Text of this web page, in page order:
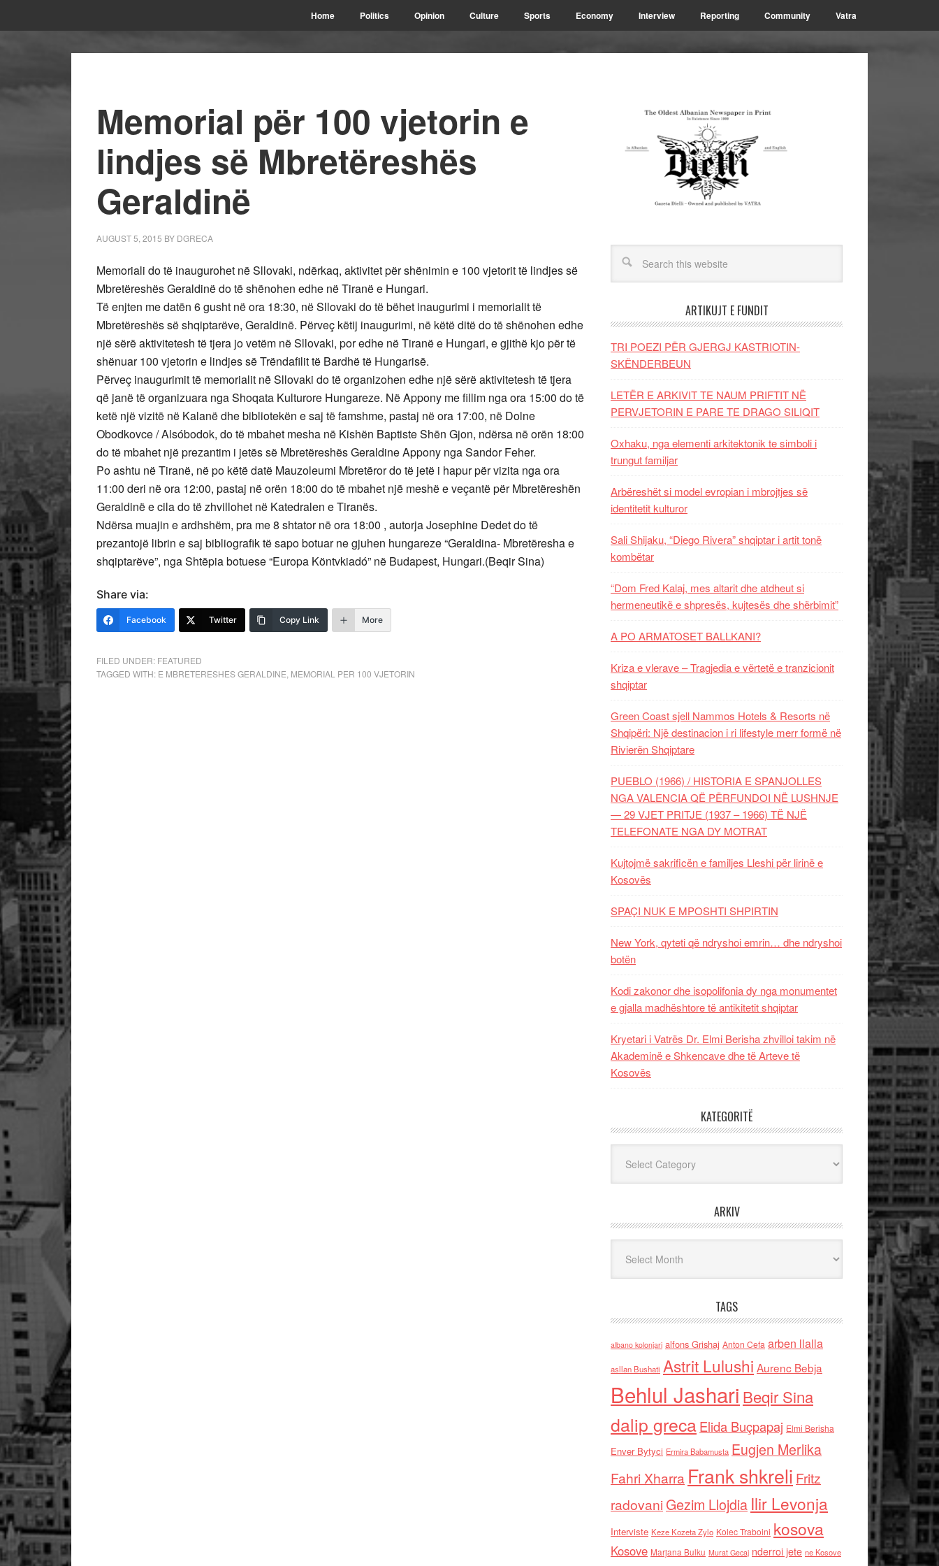
Home Politics Opinion Culture Sports Economy Interview Reporting Community Vatra
Memorial për 100 vjetorin e
lindjes së Mbretëreshës
Geraldinë
AUGUST 5, 2015 BY DGRECA
Memoriali do të inaugurohet në Sllovaki, ndërkaq, aktivitet për shënimin e 100 vjetorit të lindjes së
Mbretëreshës Geraldinë do të shënohen edhe në Tiranë e Hungari.
Të enjten me datën 6 gusht në ora 18:30, në Sllovaki do të bëhet inaugurimi i memorialit të
Mbretëreshës së shqiptarëve, Geraldinë. Përveç këtij inaugurimi, në këtë ditë do të shënohen edhe
një sërë aktivitetesh të tjera jo vetëm në Sllovaki, por edhe në Tiranë e Hungari, e gjithë kjo për të
shënuar 100 vjetorin e lindjes së Trëndafilit të Bardhë të Hungarisë.
Përveç inaugurimit të memorialit në Sllovaki do të organizohen edhe një sërë aktivitetesh të tjera
që janë të organizuara nga Shoqata Kulturore Hungareze. Në Appony me fillim nga ora 15:00 do të
ketë një vizitë në Kalanë dhe bibliotekën e saj të famshme, pastaj në ora 17:00, në Dolne
Obodkovce / Alsóbodok, do të mbahet mesha në Kishën Baptiste Shën Gjon, ndërsa në orën 18:00
do të mbahet një prezantim i jetës së Mbretëreshës Geraldine Appony nga Sandor Feher.
Po ashtu në Tiranë, në po këtë datë Mauzoleumi Mbretëror do të jetë i hapur për vizita nga ora
11:00 deri në ora 12:00, pastaj në orën 18:00 do të mbahet një meshë e veçantë për Mbretëreshën
Geraldinë e cila do të zhvillohet në Katedralen e Tiranës.
Ndërsa muajin e ardhshëm, pra me 8 shtator në ora 18:00 , autorja Josephine Dedet do të
prezantojë librin e saj bibliografik të sapo botuar ne gjuhen hungareze “Geraldina- Mbretëresha e
shqiptarëve”, nga Shtëpia botuese “Europa Köntvkiadó” në Budapest, Hungari.(Beqir Sina)
Share via:
Facebook Twitter Copy Link More
FILED UNDER: FEATURED
TAGGED WITH: E MBRETERESHES GERALDINE MEMORIAL PER 100 VJETORIN
ARTIKUJT E FUNDIT
TRI POEZI PËR GJERGJ KASTRIOTIN-
SKËNDERBEUN
LETËR E ARKIVIT TE NAUM PRIFTIT NË
PERVJETORIN E PARE TE DRAGO SILIQIT
Oxhaku, nga elementi arkitektonik te simboli i
trungut familjar
Arbëreshët si model evropian i mbrojtjes së
identitetit kulturor
Sali Shijaku, “Diego Rivera” shqiptar i artit tonë
kombëtar
“Dom Fred Kalaj, mes altarit dhe atdheut si
hermeneutikë e shpresës, kujtesës dhe shërbimit”
A PO ARMATOSET BALLKANI?
Kriza e vlerave – Tragjedia e vërtetë e tranzicionit
shqiptar
Green Coast sjell Nammos Hotels & Resorts në
Shqipëri: Një destinacion i ri lifestyle merr formë në
Rivierën Shqiptare
PUEBLO (1966) / HISTORIA E SPANJOLLES
NGA VALENCIA QË PËRFUNDOI NË LUSHNJE
— 29 VJET PRITJE (1937 – 1966) TË NJË
TELEFONATE NGA DY MOTRAT
Kujtojmë sakrificën e familjes Lleshi për lirinë e
Kosovës
SPAÇI NUK E MPOSHTI SHPIRTIN
New York, qyteti që ndryshoi emrin… dhe ndryshoi
botën
Kodi zakonor dhe isopolifonia dy nga monumentet
e gjalla madhështore të antikitetit shqiptar
Kryetari i Vatrës Dr. Elmi Berisha zhvilloi takim në
Akademinë e Shkencave dhe të Arteve të
Kosovës
KATEGORITË
ARKIV
TAGS
albano kolonjari alfons Grishaj Anton Cefa arben llalla
asllan Bushati Astrit Lulushi Aurenc Bebja
Behlul Jashari Beqir Sina
dalip grecaElida Buçpapaj Elmi Berisha
Enver Bytyci Ermira Babamusta Eugjen Merlika
Fahri Xharra Frank shkreli Fritz
radovaniGezim Llojdia Ilir Levonja
Interviste Keze Kozeta Zylo Kolec Traboini kosova
Kosove Marjana Bulku Murat Gecaj nderroi jete ne Kosove